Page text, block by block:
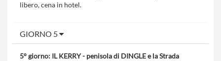
libero, cena in hotel.
GIORNO 5
5° giorno: IL KERRY - penisola di DINGLE e la Strada